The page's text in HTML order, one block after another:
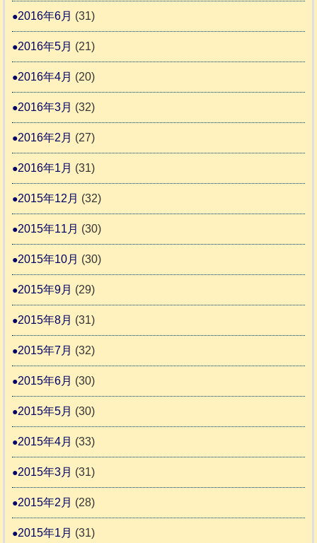
2016年6月 (31)
2016年5月 (21)
2016年4月 (20)
2016年3月 (32)
2016年2月 (27)
2016年1月 (31)
2015年12月 (32)
2015年11月 (30)
2015年10月 (30)
2015年9月 (29)
2015年8月 (31)
2015年7月 (32)
2015年6月 (30)
2015年5月 (30)
2015年4月 (33)
2015年3月 (31)
2015年2月 (28)
2015年1月 (31)